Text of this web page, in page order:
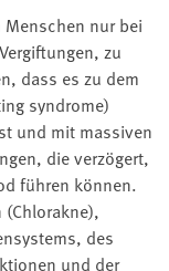
nur bei
zu
dass es zu dem
syndrome)
und mit massiven
die verzögert,
führen können.
des
und der